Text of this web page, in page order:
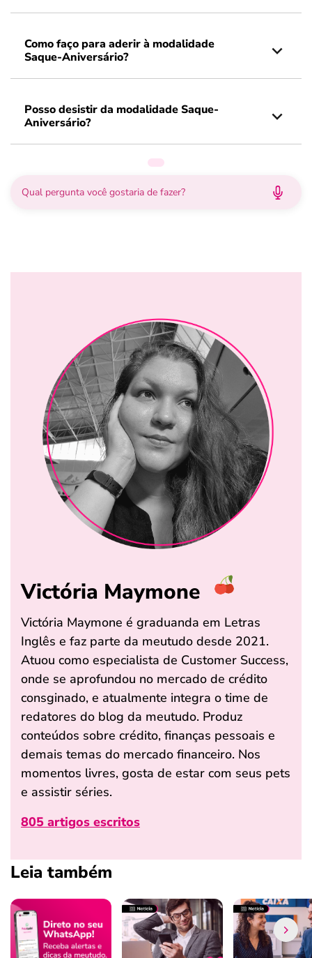
Como faço para aderir à modalidade
Saque-Aniversário?
Posso desistir da modalidade Saque-
Aniversário?
Victória Maymone
Victória Maymone é graduanda em Letras
Inglês e faz parte da meutudo desde 2021.
Atuou como especialista de Customer Success,
onde se aprofundou no mercado de crédito
consginado, e atualmente integra o time de
redatores do blog da meutudo. Produz
conteúdos sobre crédito, finanças pessoais e
demais temas do mercado financeiro. Nos
momentos livres, gosta de estar com seus pets
e assistir séries.
805 artigos escritos
Leia também